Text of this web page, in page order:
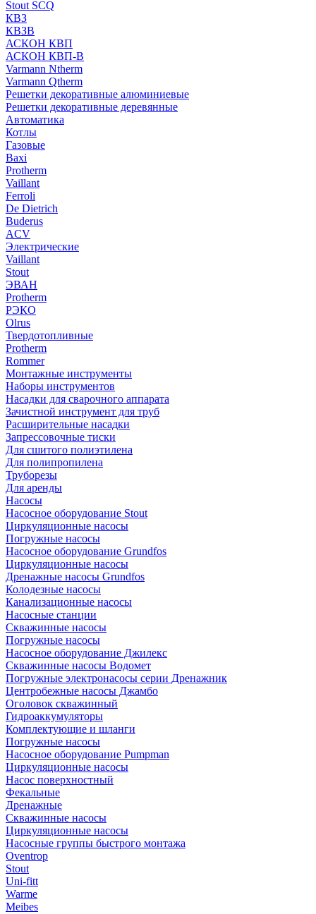
Stout SCQ
КВЗ
КВЗВ
АСКОН КВП
АСКОН КВП-В
Varmann Ntherm
Varmann Qtherm
Решетки декоративные алюминиевые
Решетки декоративные деревянные
Автоматика
Котлы
Газовые
Baxi
Protherm
Vaillant
Ferroli
De Dietrich
Buderus
ACV
Электрические
Vaillant
Stout
ЭВАН
Protherm
РЭКО
Olrus
Твердотопливные
Protherm
Rommer
Монтажные инструменты
Наборы инструментов
Насадки для сварочного аппарата
Зачистной инструмент для труб
Расширительные насадки
Запрессовочные тиски
Для сшитого полиэтилена
Для полипропилена
Труборезы
Для аренды
Насосы
Насосное оборудование Stout
Циркуляционные насосы
Погружные насосы
Насосное оборудование Grundfos
Циркуляционные насосы
Дренажные насосы Grundfos
Колодезные насосы
Канализационные насосы
Насосные станции
Скважинные насосы
Погружные насосы
Насосное оборудование Джилекс
Скважинные насосы Водомет
Погружные электронасосы серии Дренажник
Центробежные насосы Джамбо
Оголовок скважинный
Гидроаккумуляторы
Комплектующие и шланги
Погружные насосы
Насосное оборудование Pumpman
Циркуляционные насосы
Насос поверхностный
Фекальные
Дренажные
Скважинные насосы
Циркуляционные насосы
Насосные группы быстрого монтажа
Oventrop
Stout
Uni-fitt
Warme
Meibes